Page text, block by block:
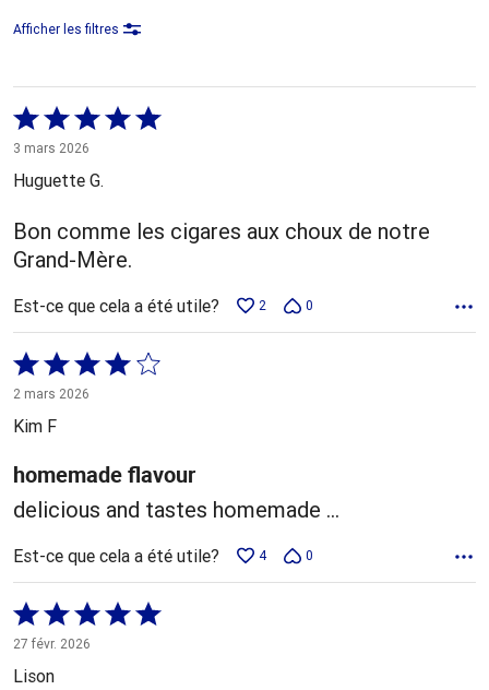
Afficher les filtres
Coté
5 sur
5
3 mars 2026
Huguette G.
Bon comme les cigares aux choux de notre
Grand-Mère.
Est-ce que cela a été utile? 2 0
Coté
4 sur
5
2 mars 2026
Kim F
homemade flavour
delicious and tastes homemade ...
Est-ce que cela a été utile? 4 0
Coté
5 sur
5
27 févr. 2026
Lison